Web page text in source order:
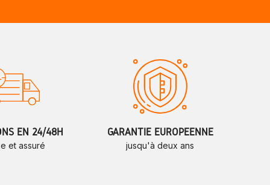
EN 24/48H
et assuré
GARANTIE EUROPÉENNE
jusqu'à deux ans